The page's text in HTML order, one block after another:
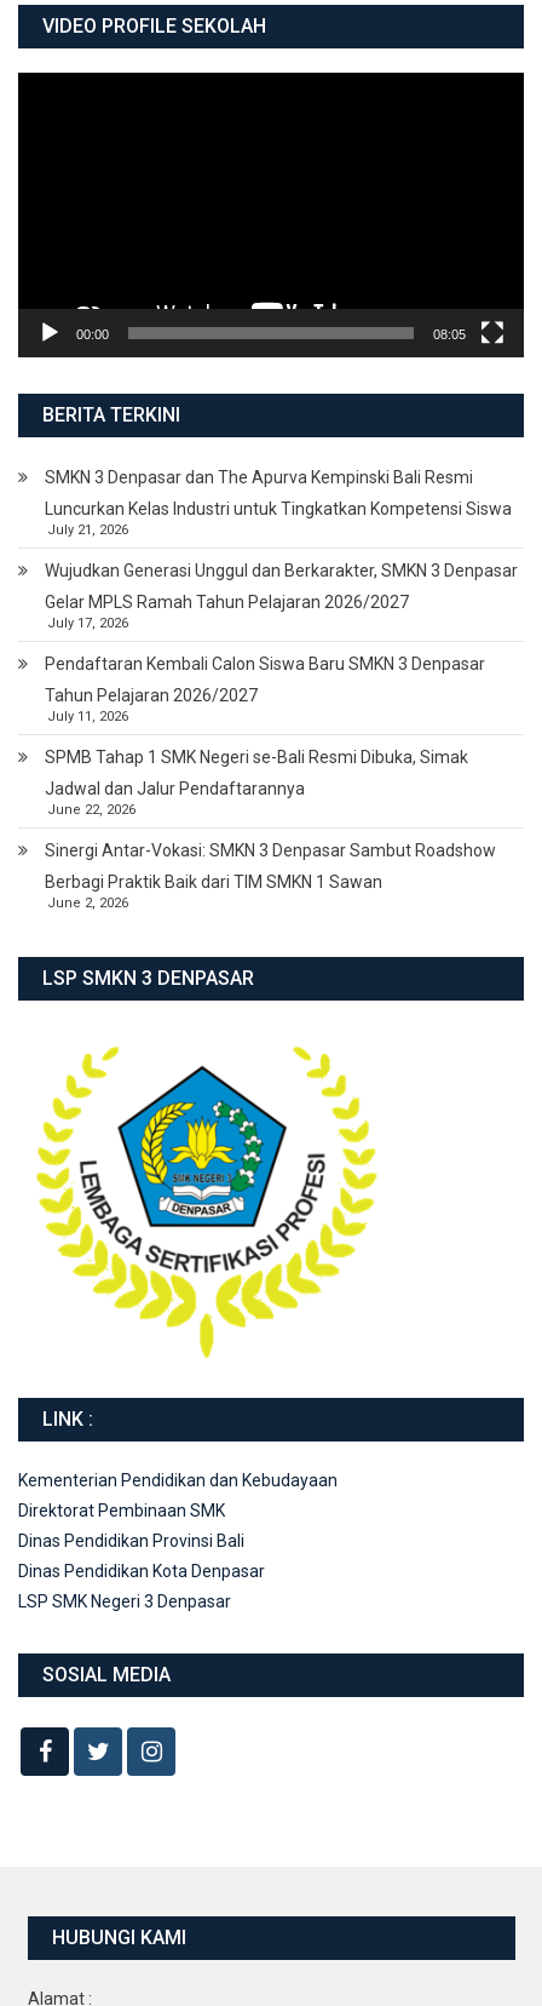
VIDEO PROFILE SEKOLAH
00:00 08:05
BERITA TERKINI
SMKN 3 Denpasar dan The Apurva Kempinski Bali Resmi
Luncurkan Kelas Industri untuk Tingkatkan Kompetensi Siswa
July 21, 2026
Wujudkan Generasi Unggul dan Berkarakter, SMKN 3 Denpasar
Gelar MPLS Ramah Tahun Pelajaran 2026/2027
July 17, 2026
Pendaftaran Kembali Calon Siswa Baru SMKN 3 Denpasar
Tahun Pelajaran 2026/2027
July 11, 2026
SPMB Tahap 1 SMK Negeri se-Bali Resmi Dibuka, Simak
Jadwal dan Jalur Pendaftarannya
June 22, 2026
Sinergi Antar-Vokasi: SMKN 3 Denpasar Sambut Roadshow
Berbagi Praktik Baik dari TIM SMKN 1 Sawan
June 2, 2026
LSP SMKN 3 DENPASAR
LINK :
Kementerian Pendidikan dan Kebudayaan
Direktorat Pembinaan SMK
Dinas Pendidikan Provinsi Bali
Dinas Pendidikan Kota Denpasar
LSP SMK Negeri 3 Denpasar
SOSIAL MEDIA
HUBUNGI KAMI
Alamat :